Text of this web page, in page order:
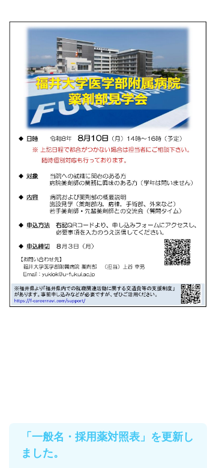
「一般名・採用薬対照表」を更新し
ました。